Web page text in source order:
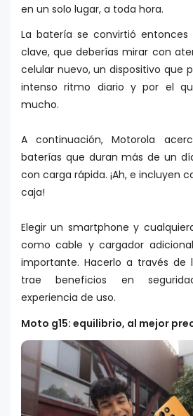
en un solo lugar, a toda hora.
La batería se convirtió
clave, que deberías mirar con
celular nuevo, un dispositivo que
intenso ritmo diario y por el
mucho.
A continuación, Motorola
baterías que duran más de un
con carga rápida. ¡Ah, e incluyen
caja!
Elegir un smartphone y
como cable y cargador
importante. Hacerlo a través de
trae beneficios en
experiencia de uso.
Moto g15: equilibrio, al mejor